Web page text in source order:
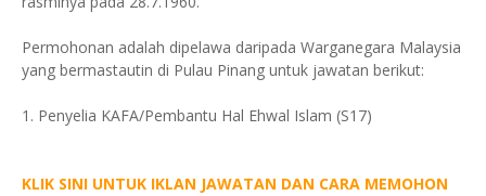
Permohonan adalah dipelawa daripada Warganegara Malaysia
yang bermastautin di Pulau Pinang untuk jawatan berikut:
1. Penyelia KAFA/Pembantu Hal Ehwal Islam (S17)
KLIK SINI UNTUK IKLAN JAWATAN DAN CARA MEMOHON